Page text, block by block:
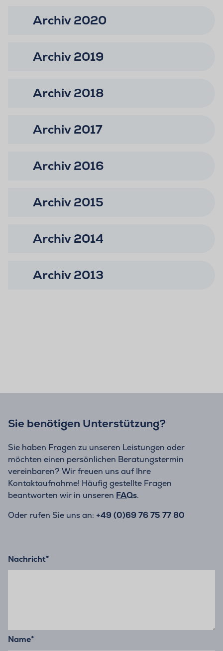
Archiv 2020
Archiv 2019
Archiv 2018
Archiv 2017
Archiv 2016
Archiv 2015
Archiv 2014
Archiv 2013
Sie benötigen Unterstützung?
Sie haben Fragen zu unseren Leistungen oder
möchten einen persönlichen Beratungstermin
vereinbaren? Wir freuen uns auf Ihre
Kontaktaufnahme! Häufig gestellte Fragen
beantworten wir in unseren FAQs.
Oder rufen Sie uns an: +49 (0)69 76 75 77 80
Nachricht*
Name*